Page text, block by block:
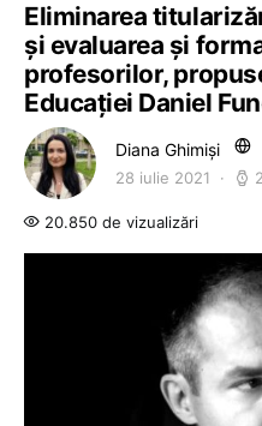
Eliminarea
și evaluarea și
profesorilor,
Educației Daniel
Diana Ghimiși
28 iulie 2021
20.850 de vizualizări